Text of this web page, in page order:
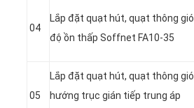
04
Lắp đặt quạt hút, quạt thông gió
độ ồn thấp Soffnet FA10-35
05
Lắp đặt quạt hút, quạt thông gió
hướng trục gián tiếp trung áp